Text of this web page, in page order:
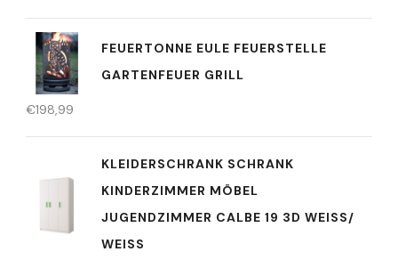
FEUERTONNE EULE FEUERSTELLE
GARTENFEUER GRILL
€198,99
KLEIDERSCHRANK SCHRANK
KINDERZIMMER MÖBEL
JUGENDZIMMER CALBE 19 3D WEISS/ W
EISS